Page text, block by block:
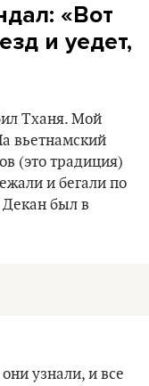
«Вот
и уедет,
Тханя. Мой
вьетнамский
(это традиция)
и бегали по
Декан был в
узнали, и все